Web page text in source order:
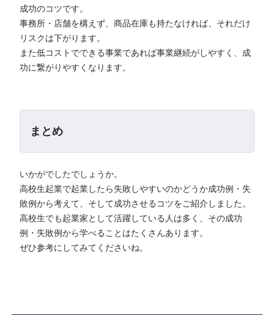
成功のコツです。
事務所・店舗を構えず、商品在庫も持たなければ、それだけ
リスクは下がります。
また低コストでできる事業であれば事業継続がしやすく、成
功に繋がりやすくなります。
まとめ
いかがでしたでしょうか。
高校生起業で起業したら失敗しやすいのかどうか成功例・失
敗例から考えて、そして成功させるコツをご紹介しました。
高校生でも起業家として活躍している人は多く、その成功
例・失敗例から学べることはたくさんあります。
ぜひ参考にしてみてくださいね。